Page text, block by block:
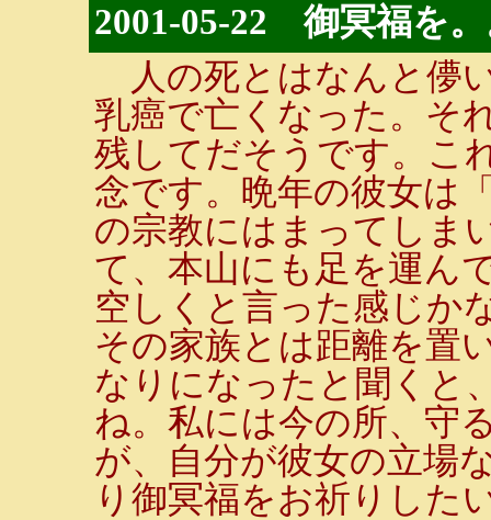
2001-05-22 御冥福を
人の死とはなんと儚
乳癌で亡くなった。そ
残してだそうです。こ
念です。晩年の彼女は
の宗教にはまってしま
て、本山にも足を運ん
空しくと言った感じか
その家族とは距離を置
なりになったと聞くと
ね。私には今の所、守
が、自分が彼女の立場
り御冥福をお祈りした